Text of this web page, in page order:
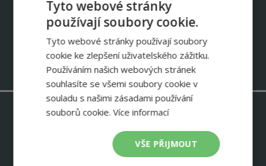
Informace o slevových akcích – ukázky instalací IVT – zkušenosti
zákazníků
NEWSLETTER
Chci změnit zdroj tepla >
Energetika velké budovy >
Tyto webové stránky
používají soubory cookie.
Tyto webové stránky používají soubory
cookie ke zlepšení uživatelského zážitku.
Používáním našich webových stránek
souhlasíte se všemi soubory cookie v
souladu s našimi zásadami používání
souborů cookie.Více informací
VŠE PŘIJMOUT